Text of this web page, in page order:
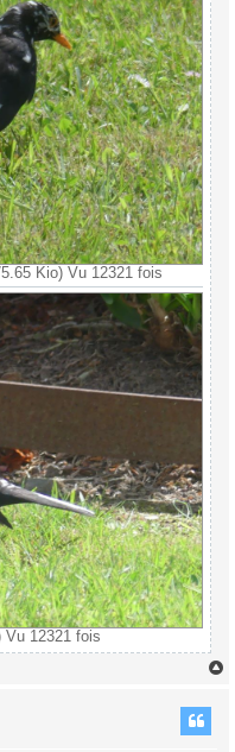
Kio) Vu 12321 fois
Vu 12321 fois